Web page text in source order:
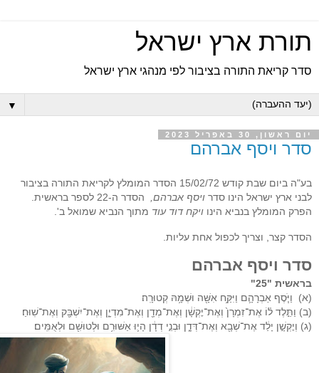
תורת ארץ ישראל
סדר קריאת התורה בציבור לפי מנהגי ארץ ישראל
▼
יום ראשון, 30 באפריל 2023
סדר ויסף אברהם
בע"ה ביום שבת קודש 15/02/72 הסדר המומלץ לקריאת התורה בציבור
לבני ארץ ישראל הינו סדר ויסף אברהם,
הסדר ה-22 לספר בראשית.
הפרק המומלץ בנביא הינו ויקח דוד עוד מתוך הנביא שמואל ב'.
הסדר קצר, וצריך לכפול אחת עליות.
סדר ויסף אברהם
בראשית "25"
(א) וַיֹּ֧סֶף אַבְרָהָ֛ם וַיִּקַּ֥ח אִשָּׁ֖ה וּשְׁמָ֥הּ קְטוּרָֽה׃
(ב) וַתֵּ֣לֶד ל֗וֹ אֶת־זִמְרָן֙ וְאֶת־יׇקְשָׁ֔ן וְאֶת־מְדָ֖ן וְאֶת־מִדְיָ֑ן וְאֶת־יִשְׁבָּ֖ק וְאֶת־שֽׁוּחַ׃
(ג) וְיׇקְשָׁ֣ן יָלַ֔ד אֶת־שְׁבָ֖א וְאֶת־דְּדָ֑ן וּבְנֵ֣י דְדָ֔ן הָי֛וּ אַשּׁוּרִ֥ם וּלְטוּשִׁ֖ם וּלְאֻמִּֽים׃